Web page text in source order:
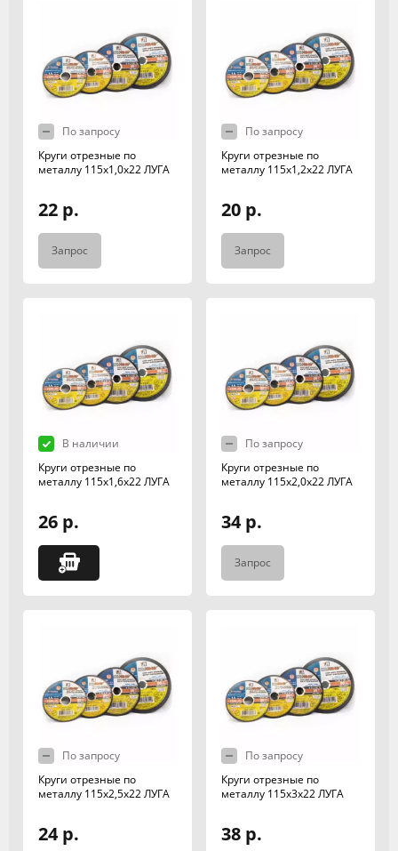
По запросу
Круги отрезные по
металлу 115х1,0х22 ЛУГА
22 р.
Запрос
По запросу
Круги отрезные по
металлу 115х1,2х22 ЛУГА
20 р.
Запрос
В наличии
Круги отрезные по
металлу 115х1,6х22 ЛУГА
26 р.
По запросу
Круги отрезные по
металлу 115х2,0х22 ЛУГА
34 р.
Запрос
По запросу
Круги отрезные по
металлу 115х2,5х22 ЛУГА
24 р.
По запросу
Круги отрезные по
металлу 115х3х22 ЛУГА
38 р.